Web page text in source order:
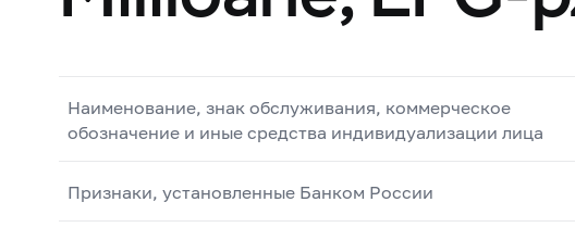
Наименование, знак обслуживания, коммерческое
обозначение и иные средства индивидуализации лица
Признаки, установленные Банком России